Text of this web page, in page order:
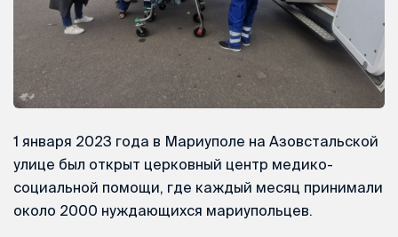
1 января 2023 года в Мариуполе на Азовстальской
улице был открыт церковный центр медико-
социальной помощи, где каждый месяц принимали
около 2000 нуждающихся мариупольцев.